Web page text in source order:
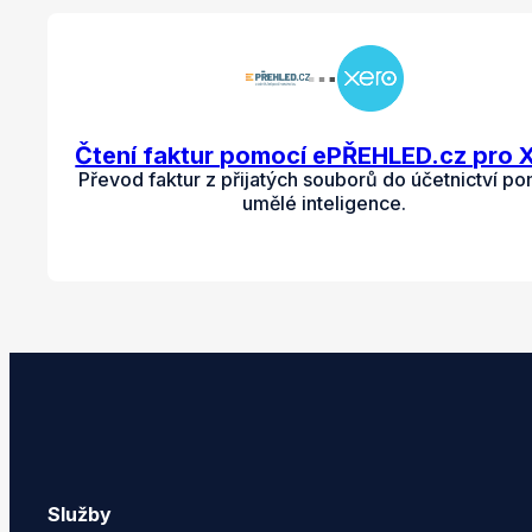
Čtení faktur pomocí ePŘEHLED.cz pro
Převod faktur z přijatých souborů do účetnictví
umělé inteligence.
Služby